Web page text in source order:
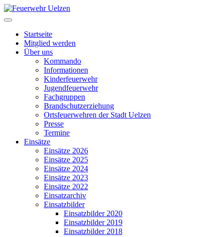
Startseite
Mitglied werden
Über uns
Kommando
Informationen
Kinderfeuerwehr
Jugendfeuerwehr
Fachgruppen
Brandschutzerziehung
Ortsfeuerwehren der Stadt Uelzen
Presse
Termine
Einsätze
Einsätze 2026
Einsätze 2025
Einsätze 2024
Einsätze 2023
Einsätze 2022
Einsatzarchiv
Einsatzbilder
Einsatzbilder 2020
Einsatzbilder 2019
Einsatzbilder 2018